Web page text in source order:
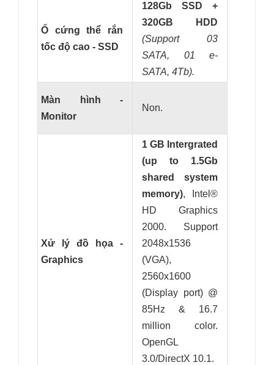
Ổ cứng thể rắn
tốc độ cao - SSD
128Gb SSD +
320GB HDD
(Support 03
SATA, 01 e-
SATA, 4Tb).
Màn hình -
Monitor
Non.
Xử lý đồ họa -
Graphics
1 GB Intergrated
(up to 1.5Gb
shared system
memory), Intel®
HD Graphics
2000. Support
2048x1536
(VGA),
2560x1600
(Display port) @
85Hz & 16.7
million color.
OpenGL
3.0/DirectX 10.1.